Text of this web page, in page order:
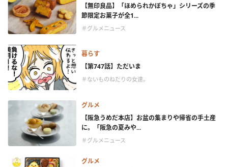
【無印良品】「ほめられかぼちゃ」シリーズの季
節限定お菓子が全1...
＃グルメニュース
暮らす
【第747話】ただいま
＃ないものねだりの女達。
グルメ
【阪急うめだ本店】お盆の集まりや帰省の手土産
に。「阪急の夏みや...
＃グルメニュース
グルメ